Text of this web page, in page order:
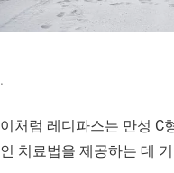
.
이처럼 레디파스는 만성 C
인 치료법을 제공하는 데